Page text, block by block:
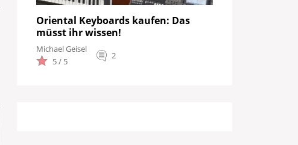
Oriental Keyboards kaufen: Das
müsst ihr wissen!
Michael Geisel
5 / 5
2